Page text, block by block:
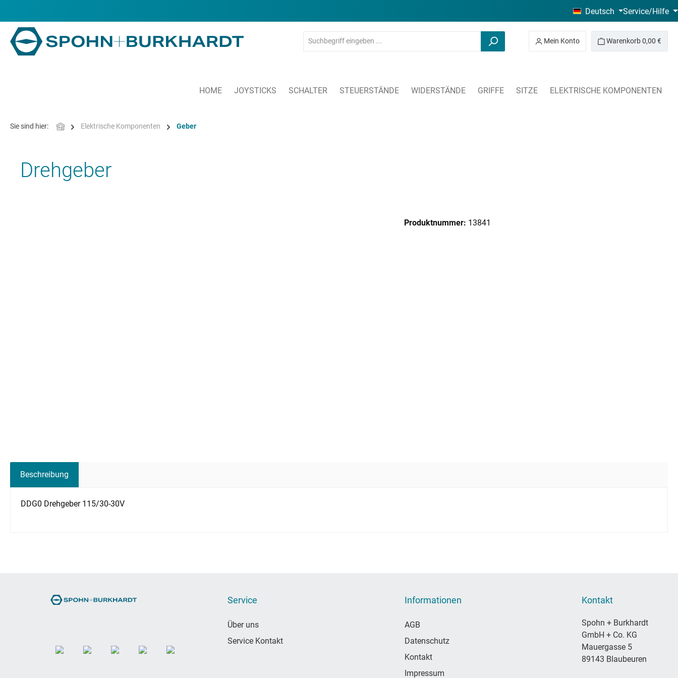
Deutsch Service/Hilfe
Mein Konto Warenkorb0,00 €
HOME JOYSTICKS SCHALTER STEUERSTÄNDE WIDERSTÄNDE GRIFFE SITZE ELEKTRISCHE KOMPONENTEN
Sie sind hier: Elektrische Komponenten Geber
Drehgeber
Produktnummer: 13841
Beschreibung
DDG0 Drehgeber 115/30-30V
Service
Über uns
Service Kontakt
Informationen
AGB
Datenschutz
Kontakt
Impressum
Kontakt
Spohn + Burkhardt
GmbH + Co. KG
Mauergasse 5
89143 Blaubeuren